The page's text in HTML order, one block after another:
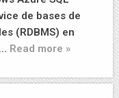
de bases de
(RDBMS) en
Read more »